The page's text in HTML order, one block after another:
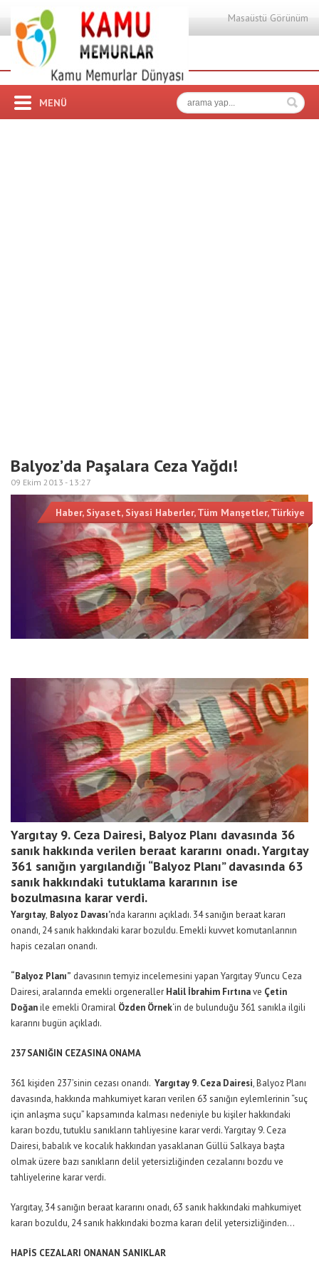
Masaüstü Görünüm
MENÜ
Balyoz’da Paşalara Ceza Yağdı!
09 Ekim 2013 - 13:27
Haber, Siyaset, Siyasi Haberler,Tüm Manşetler,Türkiye
Yargıtay 9. Ceza Dairesi, Balyoz Planı davasında 36
sanık hakkında verilen beraat kararını onadı. Yargıtay
361 sanığın yargılandığı “Balyoz Planı” davasında 63
sanık hakkındaki tutuklama kararının ise
bozulmasına karar verdi.
Yargıtay, Balyoz Davası’nda kararını açıkladı. 34 sanığın beraat kararı
onandı, 24 sanık hakkındaki karar bozuldu. Emekli kuvvet komutanlarının
hapis cezaları onandı.
“Balyoz Planı” davasının temyiz incelemesini yapan Yargıtay 9’uncu Ceza
Dairesi, aralarında emekli orgeneraller Halil İbrahim Fırtınave Çetin
Doğanile emekli Oramiral Özden Örnek‘in de bulunduğu 361 sanıkla ilgili
kararını bugün açıkladı.
237 SANIĞIN CEZASINA ONAMA
361 kişiden 237’sinin cezası onandı. Yargıtay 9. Ceza Dairesi, Balyoz Planı
davasında, hakkında mahkumiyet kararı verilen 63 sanığın eylemlerinin “suç
için anlaşma suçu” kapsamında kalması nedeniyle bu kişiler hakkındaki
kararı bozdu, tutuklu sanıkların tahliyesine karar verdi. Yargıtay 9. Ceza
Dairesi, babalık ve kocalık hakkından yasaklanan Güllü Salkaya başta
olmak üzere bazı sanıkların delil yetersizliğinden cezalarını bozdu ve
tahliyelerine karar verdi.
Yargıtay, 34 sanığın beraat kararını onadı, 63 sanık hakkındaki mahkumiyet
kararı bozuldu, 24 sanık hakkındaki bozma kararı delil yetersizliğinden…
HAPİS CEZALARI ONANAN SANIKLAR